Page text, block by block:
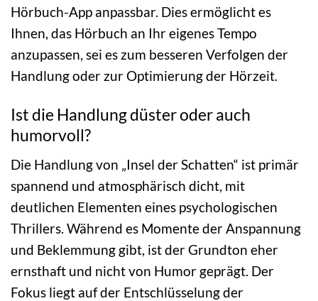
Hörbuch-App anpassbar. Dies ermöglicht es
Ihnen, das Hörbuch an Ihr eigenes Tempo
anzupassen, sei es zum besseren Verfolgen der
Handlung oder zur Optimierung der Hörzeit.
Ist die Handlung düster oder auch
humorvoll?
Die Handlung von „Insel der Schatten“ ist primär
spannend und atmosphärisch dicht, mit
deutlichen Elementen eines psychologischen
Thrillers. Während es Momente der Anspannung
und Beklemmung gibt, ist der Grundton eher
ernsthaft und nicht von Humor geprägt. Der
Fokus liegt auf der Entschlüsselung der